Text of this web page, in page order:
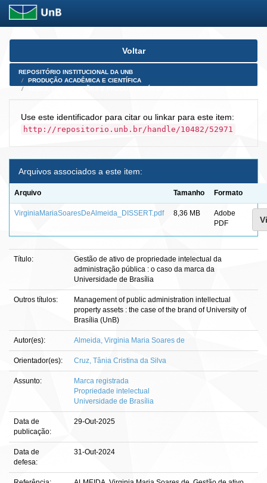
Skip
Voltar
REPOSITÓRIO INSTITUCIONAL DA UNB
PRODUÇÃO ACADÊMICA E CIENTÍFICA
Use este identificador para citar ou linkar para este item:
http://repositorio.unb.br/handle/10482/52971
Arquivos associados a este item:
Arquivo Tamanho Formato
VirginiaMariaSoaresDeAlmeida_DISSERT.pdf 8,36 MB
Adobe
PDF
Título:
Gestão de ativo de propriedade intelectual da
administração pública : o caso da marca da
Universidade de Brasília
Outros títulos:
Management of public administration intellectual
property assets : the case of the brand of University of
Brasília (UnB)
Autor(es): Almeida, Virginia Maria Soares de
Orientador(es): Cruz, Tânia Cristina da Silva
Assunto:
Marca registrada
Propriedade intelectual
Universidade de Brasília
Data de
publicação:
29-Out-2025
Data de
defesa:
31-Out-2024